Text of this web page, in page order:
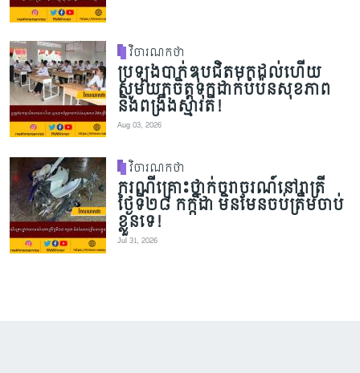
វិចារណកថា
ប្រឡងបាក់ឌុបជិតមកដល់ហើយ
សូមយកចិត្តទុកដាក់បំប៉នសុខភាព
និងពង្រឹងស្មារតី!
Aug 03, 2026
វិចារណកថា
ករណីគ្រោះថ្នាក់ចរាចរណ៍នៅរាត្រី
ថ្ងៃទី២៨ កក្កដា មិនមែនចប់ត្រឹមចាប់
ខ្លួនទេ!
Jul 31, 2026